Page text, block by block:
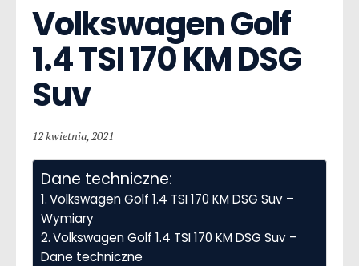
Volkswagen Golf
1.4 TSI 170 KM DSG
Suv
12 kwietnia, 2021
Dane techniczne:
Volkswagen Golf 1.4 TSI 170 KM DSG Suv –
Wymiary
Volkswagen Golf 1.4 TSI 170 KM DSG Suv –
Dane techniczne